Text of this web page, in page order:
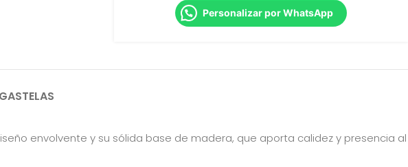
Personalizar por WhatsApp
TELAS
envolvente y su sólida base de madera, que aporta calidez y presencia al